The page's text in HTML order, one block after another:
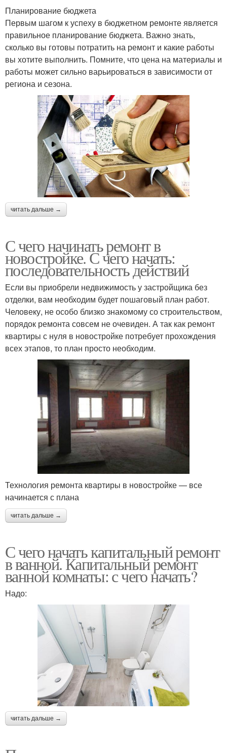
Планирование бюджета
Первым шагом к успеху в бюджетном ремонте является
правильное планирование бюджета. Важно знать,
сколько вы готовы потратить на ремонт и какие работы
вы хотите выполнить. Помните, что цена на материалы и
работы может сильно варьироваться в зависимости от
региона и сезона.
читать дальше →
С чего начинать ремонт в
новостройке. С чего начать:
последовательность действий
Если вы приобрели недвижимость у застройщика без
отделки, вам необходим будет пошаговый план работ.
Человеку, не особо близко знакомому со строительством,
порядок ремонта совсем не очевиден. А так как ремонт
квартиры с нуля в новостройке потребует прохождения
всех этапов, то план просто необходим.
Технология ремонта квартиры в новостройке — все
начинается с плана
читать дальше →
С чего начать капитальный ремонт
в ванной. Капитальный ремонт
ванной комнаты: с чего начать?
Надо:
читать дальше →